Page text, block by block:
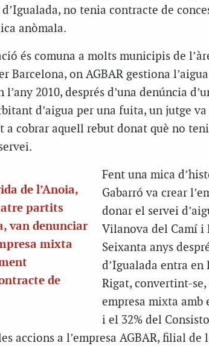
no tenia contracte de
anòmala.
és comuna a molts municipis de
Barcelona, on AGBAR gestiona
l’any 2010, després d’una denúncia
d’aigua per una fuita, un jutge va
a cobrar aquell rebut donat què no
de l’Anoia,
partits
van denunciar
mixta
de
Fent una mica
Gabarró va crear
donar el servei
Vilanova del Camí i
Seixanta anys
d’Igualada entra en
Rigat, convertint-se,
empresa mixta amb
i el 32% del
accions a l’empresa AGBAR, filial